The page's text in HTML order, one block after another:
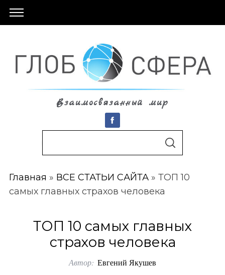
Взаимосвязанный мир
r
c
f
S
C
H
Главная » ВСЕ СТАТЬИ САЙТА» ТОП 10
самых главных страхов человека
ТОП 10 самых главных
страхов человека
Автор: Евгений Якушев